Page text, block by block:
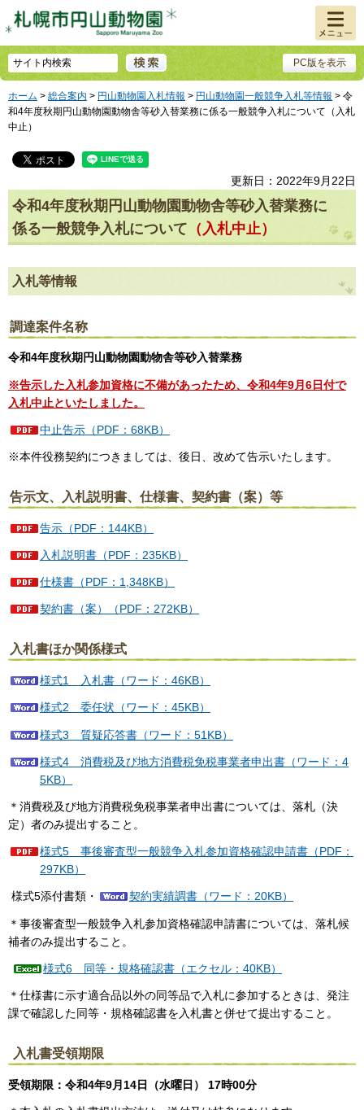
PC版を表示
メニュ
ー
ホーム > 総合案内 > 円山動物園入札情報 > 円山動物園一般競争入札等情報 > 令
和4年度秋期円山動物園動物舎等砂入替業務に係る一般競争入札について（入札
中止）
更新日：2022年9月22日
令和4年度秋期円山動物園動物舎等砂入替業務に
係る一般競争入札について （入札中止）
入札等情報
調達案件名称
令和4年度秋期円山動物園動物舎等砂入替業務
※告示した入札参加資格に不備があったため、令和4年9月6日付で
入札中止といたしました。
中止告示（PDF：68KB）
※本件役務契約につきましては、後日、改めて告示いたします。
告示文、入札説明書、仕様書、契約書（案）等
告示（PDF：144KB）
入札説明書（PDF：235KB）
仕様書（PDF：1,348KB）
契約書（案）（PDF：272KB）
入札書ほか関係様式
様式1 入札書（ワード：46KB）
様式2 委任状（ワード：45KB）
様式3 質疑応答書（ワード：51KB）
様式4 消費税及び地方消費税免税事業者申出書（ワード：4
5KB）
＊消費税及び地方消費税免税事業者申出書については、落札（決
定）者のみ提出すること。
様式5 事後審査型一般競争入札参加資格確認申請書（PDF：
297KB）
様式5添付書類・ 契約実績調書（ワード：20KB）
＊事後審査型一般競争入札参加資格確認申請書については、落札候
補者のみ提出すること。
様式6 同等・規格確認書（エクセル：40KB）
＊仕様書に示す適合品以外の同等品で入札に参加するときは、発注
課で確認した同等・規格確認書を入札書と併せて提出すること。
入札書受領期限
受領期限：令和4年9月14日（水曜日） 17時00分